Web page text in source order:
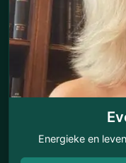
Energieke en